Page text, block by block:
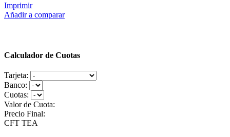
Imprimir
Añadir a comparar
Calculador de Cuotas
Tarjeta:
Banco:
Cuotas:
Valor de Cuota:
Precio Final:
CFT TEA